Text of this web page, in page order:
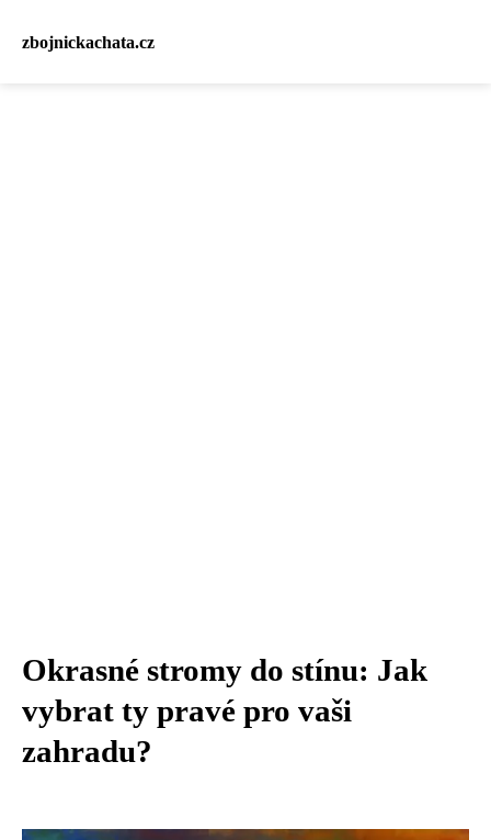
zbojnickachata.cz
Okrasné stromy do stínu: Jak
vybrat ty pravé pro vaši
zahradu?